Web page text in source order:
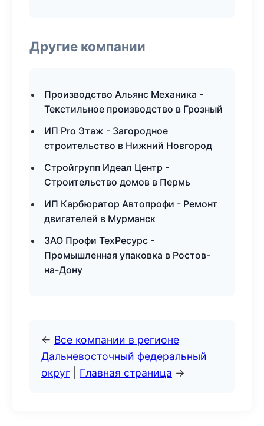
Другие компании
Производство Альянс Механика -
Текстильное производство в Грозный
ИП Pro Этаж - Загородное
строительство в Нижний Новгород
Стройгрупп Идеал Центр -
Строительство домов в Пермь
ИП Карбюратор Автопрофи - Ремонт
двигателей в Мурманск
ЗАО Профи ТехРесурс -
Промышленная упаковка в Ростов-
на-Дону
← Все компании в регионе
Дальневосточный федеральный
округ
Главная страница →